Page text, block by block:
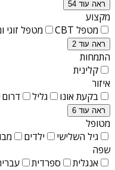
ראה עוד 54
מקצוע
מטפל CBT
מטפל זוגי
ראה עוד 2
התמחות
קלינית
איזור
בקעת אונו
גליל דרום
ראה עוד 6
מטופל
גיל השלישי
ילדים
שפה
אנגלית
ספרדית